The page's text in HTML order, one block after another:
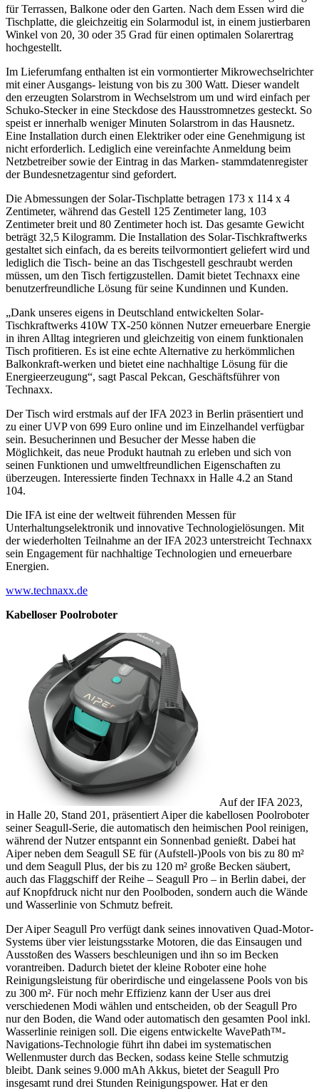
für Terrassen, Balkone oder den Garten. Nach dem Essen wird die
Tischplatte, die gleichzeitig ein Solarmodul ist, in einem justierbaren
Winkel von 20, 30 oder 35 Grad für einen optimalen Solarertrag
hochgestellt.
Im Lieferumfang enthalten ist ein vormontierter Mikrowechselrichter
mit einer Ausgangs- leistung von bis zu 300 Watt. Dieser wandelt
den erzeugten Solarstrom in Wechselstrom um und wird einfach per
Schuko-Stecker in eine Steckdose des Hausstromnetzes gesteckt. So
speist er innerhalb weniger Minuten Solarstrom in das Hausnetz.
Eine Installation durch einen Elektriker oder eine Genehmigung ist
nicht erforderlich. Lediglich eine vereinfachte Anmeldung beim
Netzbetreiber sowie der Eintrag in das Marken- stammdatenregister
der Bundesnetzagentur sind gefordert.
Die Abmessungen der Solar-Tischplatte betragen 173 x 114 x 4
Zentimeter, während das Gestell 125 Zentimeter lang, 103
Zentimeter breit und 80 Zentimeter hoch ist. Das gesamte Gewicht
beträgt 32,5 Kilogramm. Die Installation des Solar-Tischkraftwerks
gestaltet sich einfach, da es bereits teilvormontiert geliefert wird und
lediglich die Tisch- beine an das Tischgestell geschraubt werden
müssen, um den Tisch fertigzustellen. Damit bietet Technaxx eine
benutzerfreundliche Lösung für seine Kundinnen und Kunden.
„Dank unseres eigens in Deutschland entwickelten Solar-
Tischkraftwerks 410W TX-250 können Nutzer erneuerbare Energie
in ihren Alltag integrieren und gleichzeitig von einem funktionalen
Tisch profitieren. Es ist eine echte Alternative zu herkömmlichen
Balkonkraft-werken und bietet eine nachhaltige Lösung für die
Energieerzeugung“, sagt Pascal Pekcan, Geschäftsführer von
Technaxx.
Der Tisch wird erstmals auf der IFA 2023 in Berlin präsentiert und
zu einer UVP von 699 Euro online und im Einzelhandel verfügbar
sein. Besucherinnen und Besucher der Messe haben die
Möglichkeit, das neue Produkt hautnah zu erleben und sich von
seinen Funktionen und umweltfreundlichen Eigenschaften zu
überzeugen. Interessierte finden Technaxx in Halle 4.2 an Stand
104.
Die IFA ist eine der weltweit führenden Messen für
Unterhaltungselektronik und innovative Technologielösungen. Mit
der wiederholten Teilnahme an der IFA 2023 unterstreicht Technaxx
sein Engagement für nachhaltige Technologien und erneuerbare
Energien.
www.technaxx.de
Kabelloser Poolroboter
Auf der IFA 2023,
in Halle 20, Stand 201, präsentiert Aiper die kabellosen Poolroboter
seiner Seagull-Serie, die automatisch den heimischen Pool reinigen,
während der Nutzer entspannt ein Sonnenbad genießt. Dabei hat
Aiper neben dem Seagull SE für (Aufstell-)Pools von bis zu 80 m²
und dem Seagull Plus, der bis zu 120 m² große Becken säubert,
auch das Flaggschiff der Reihe – Seagull Pro – in Berlin dabei, der
auf Knopfdruck nicht nur den Poolboden, sondern auch die Wände
und Wasserlinie von Schmutz befreit.
Der Aiper Seagull Pro verfügt dank seines innovativen Quad-Motor-
Systems über vier leistungsstarke Motoren, die das Einsaugen und
Ausstoßen des Wassers beschleunigen und ihn so im Becken
vorantreiben. Dadurch bietet der kleine Roboter eine hohe
Reinigungsleistung für oberirdische und eingelassene Pools von bis
zu 300 m². Für noch mehr Effizienz kann der User aus drei
verschiedenen Modi wählen und entscheiden, ob der Seagull Pro
nur den Boden, die Wand oder automatisch den gesamten Pool inkl.
Wasserlinie reinigen soll. Die eigens entwickelte WavePath™-
Navigations-Technologie führt ihn dabei im systematischen
Wellenmuster durch das Becken, sodass keine Stelle schmutzig
bleibt. Dank seines 9.000 mAh Akkus, bietet der Seagull Pro
insgesamt rund drei Stunden Reinigungspower. Hat er den